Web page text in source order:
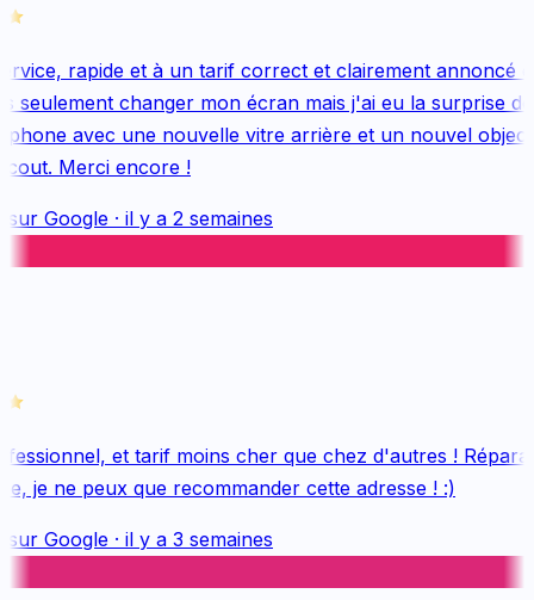
rapide et à un tarif correct et clairement annoncé
seulement changer mon écran mais j'ai eu la surprise de
avec une nouvelle vitre arrière et un nouvel
Merci encore !
Google· il y a 2 semaines
et tarif moins cher que chez d'autres !
je ne peux que recommander cette adresse ! :)
Google· il y a 3 semaines